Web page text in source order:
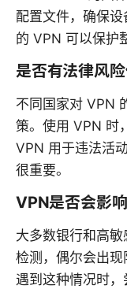
配置文件，确保
的 VPN 可以保护
是否有法律风险
不同国家对 VPN
策。使用 VPN 时
VPN 用于违法活
很重要。
VPN是否会影
大多数银行和高
检测，偶尔会出现
遇到这种情况时